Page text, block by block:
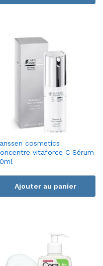
cosmetics
vitaforce C Sérum
Ajouter au panier